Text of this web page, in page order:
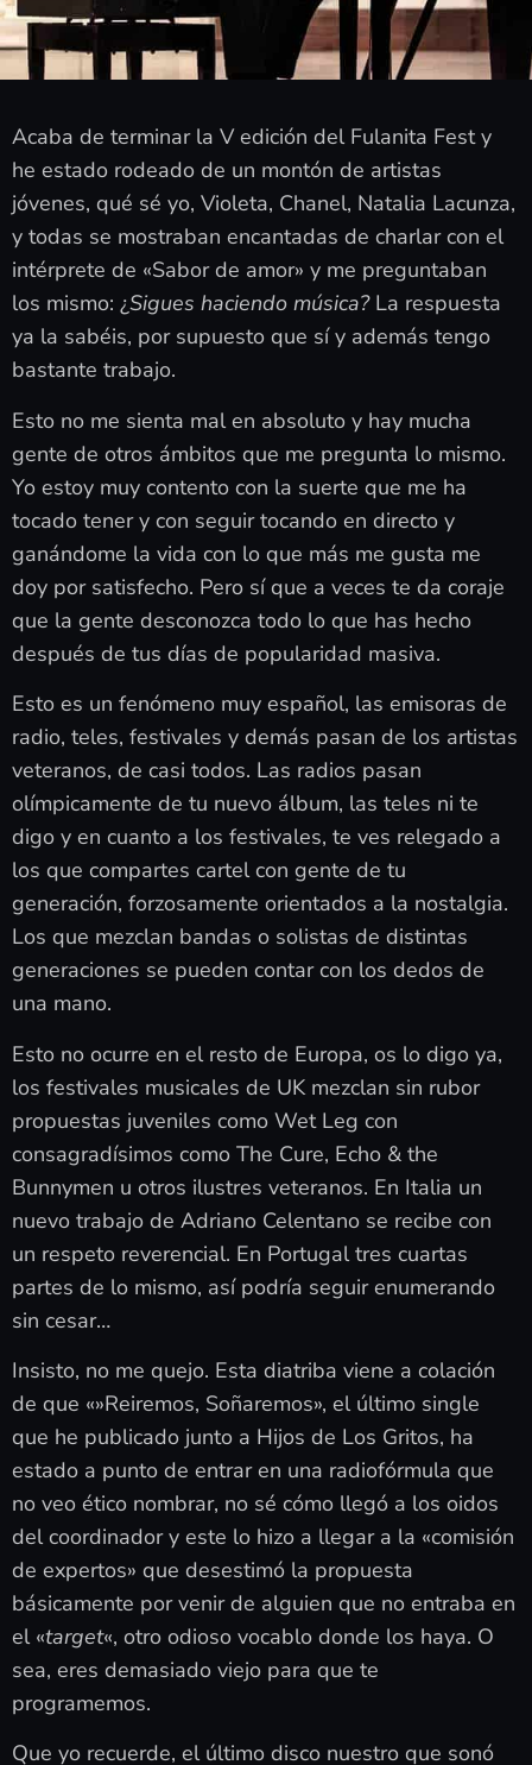
Acaba de terminar la V edición del Fulanita Fest y
he estado rodeado de un montón de artistas
jóvenes, qué sé yo, Violeta, Chanel, Natalia Lacunza,
y todas se mostraban encantadas de charlar con el
intérprete de «Sabor de amor» y me preguntaban
los mismo: ¿Sigues haciendo música?La respuesta
ya la sabéis, por supuesto que sí y además tengo
bastante trabajo.
Esto no me sienta mal en absoluto y hay mucha
gente de otros ámbitos que me pregunta lo mismo.
Yo estoy muy contento con la suerte que me ha
tocado tener y con seguir tocando en directo y
ganándome la vida con lo que más me gusta me
doy por satisfecho. Pero sí que a veces te da coraje
que la gente desconozca todo lo que has hecho
después de tus días de popularidad masiva.
Esto es un fenómeno muy español, las emisoras de
radio, teles, festivales y demás pasan de los artistas
veteranos, de casi todos. Las radios pasan
olímpicamente de tu nuevo álbum, las teles ni te
digo y en cuanto a los festivales, te ves relegado a
los que compartes cartel con gente de tu
generación, forzosamente orientados a la nostalgia.
Los que mezclan bandas o solistas de distintas
generaciones se pueden contar con los dedos de
una mano.
Esto no ocurre en el resto de Europa, os lo digo ya,
los festivales musicales de UK mezclan sin rubor
propuestas juveniles como Wet Leg con
consagradísimos como The Cure, Echo & the
Bunnymen u otros ilustres veteranos. En Italia un
nuevo trabajo de Adriano Celentano se recibe con
un respeto reverencial. En Portugal tres cuartas
partes de lo mismo, así podría seguir enumerando
sin cesar…
Insisto, no me quejo. Esta diatriba viene a colación
de que «»Reiremos, Soñaremos», el último single
que he publicado junto a Hijos de Los Gritos, ha
estado a punto de entrar en una radiofórmula que
no veo ético nombrar, no sé cómo llegó a los oidos
del coordinador y este lo hizo a llegar a la «comisión
de expertos» que desestimó la propuesta
básicamente por venir de alguien que no entraba en
el «target«, otro odioso vocablo donde los haya. O
sea, eres demasiado viejo para que te
programemos.
Que yo recuerde, el último disco nuestro que sonó